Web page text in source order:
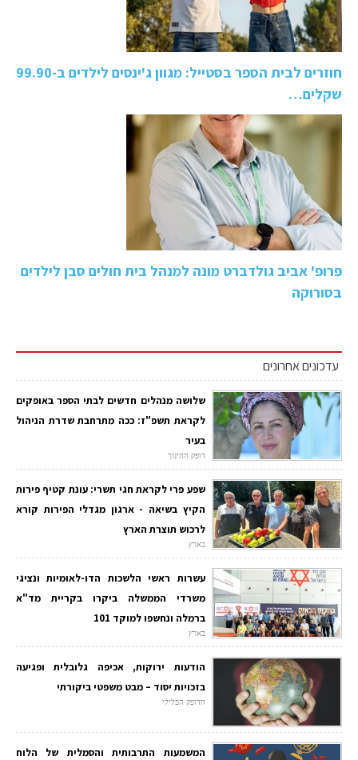
חוזרים לבית הספר בסטייל: מגוון ג'ינסים לילדים ב-99.90
שקלים…
פרופ' אביב גולדברט מונה למנהל בית חולים סבן לילדים
בסורוקה
עדכונים אחרונים
שלושה מנהלים חדשים לבתי הספר באופקים
לקראת תשפ"ז: ככה מתרחבת שדרת הניהול
בעיר
דופק החינוך
שפע פרי לקראת חגי תשרי: עונת קטיף פירות
הקיץ בשיאה - ארגון מגדלי הפירות קורא
לרכוש תוצרת הארץ
בארץ
עשרות ראשי הלשכות הדו-לאומיות ונציגי
משרדי הממשלה ביקרו בקריית מד"א
ברמלה ונחשפו למוקד 101
בארץ
הודעות ירוקות, אכיפה גלובלית ופגיעה
בזכויות יסוד – מבט משפטי ביקורתי
הדופק הפלילי
המשמעות התרבותית והסמלית של הלוח